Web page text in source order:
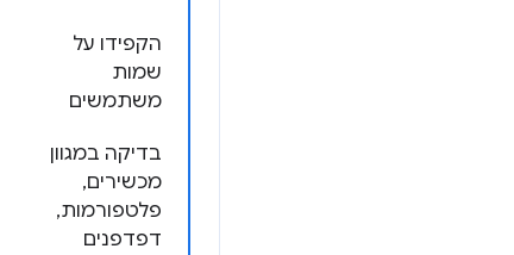
הקפידו על
שמות
משתמשים
בדיקה במגוון
מכשירים,
פלטפורמות,
דפדפנים